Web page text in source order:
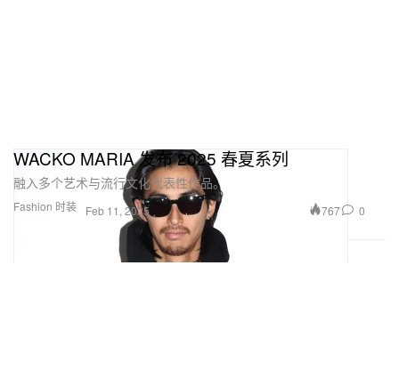
Fashion 时装
WACKO MARIA 发布 2025 春夏系列
融入多个艺术与流行文化代表性作品。
Feb 11, 2025 767 0